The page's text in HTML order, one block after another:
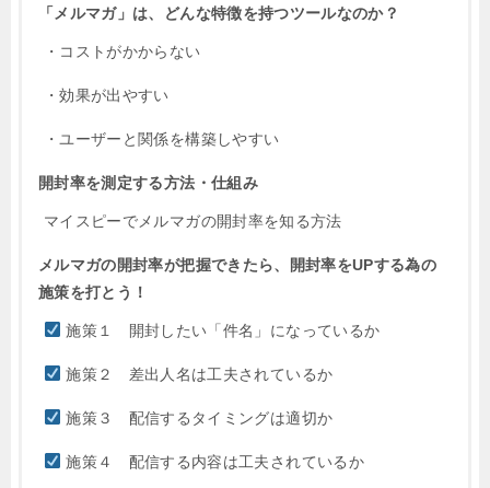
「メルマガ」は、どんな特徴を持つツールなのか？
・コストがかからない
・効果が出やすい
・ユーザーと関係を構築しやすい
開封率を測定する方法・仕組み
マイスピーでメルマガの開封率を知る方法
メルマガの開封率が把握できたら、開封率をUPする為の
施策を打とう！
施策１ 開封したい「件名」になっているか
施策２ 差出人名は工夫されているか
施策３ 配信するタイミングは適切か
施策４ 配信する内容は工夫されているか